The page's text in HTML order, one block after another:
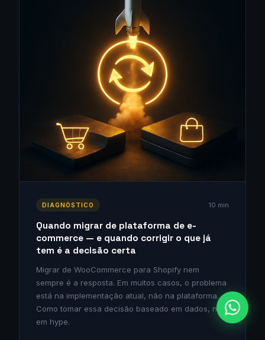
DIAGNÓSTICO 10 min
Quando migrar de plataforma de e-
commerce — e quando corrigir o que já
tem é a decisão certa
Migrar de WooCommerce para Shopify nem
sempre é a resposta. Em muitos casos, o problema
está na implementação atual, não na plataforma.
Como tomar essa decisão baseado em dados, não
em hype.